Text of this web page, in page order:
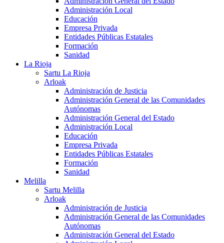
Administración Local
Educación
Empresa Privada
Entidades Públicas Estatales
Formación
Sanidad
La Rioja
Sartu La Rioja
Arloak
Administración de Justicia
Administración General de las Comunidades
Autónomas
Administración General del Estado
Administración Local
Educación
Empresa Privada
Entidades Públicas Estatales
Formación
Sanidad
Melilla
Sartu Melilla
Arloak
Administración de Justicia
Administración General de las Comunidades
Autónomas
Administración General del Estado